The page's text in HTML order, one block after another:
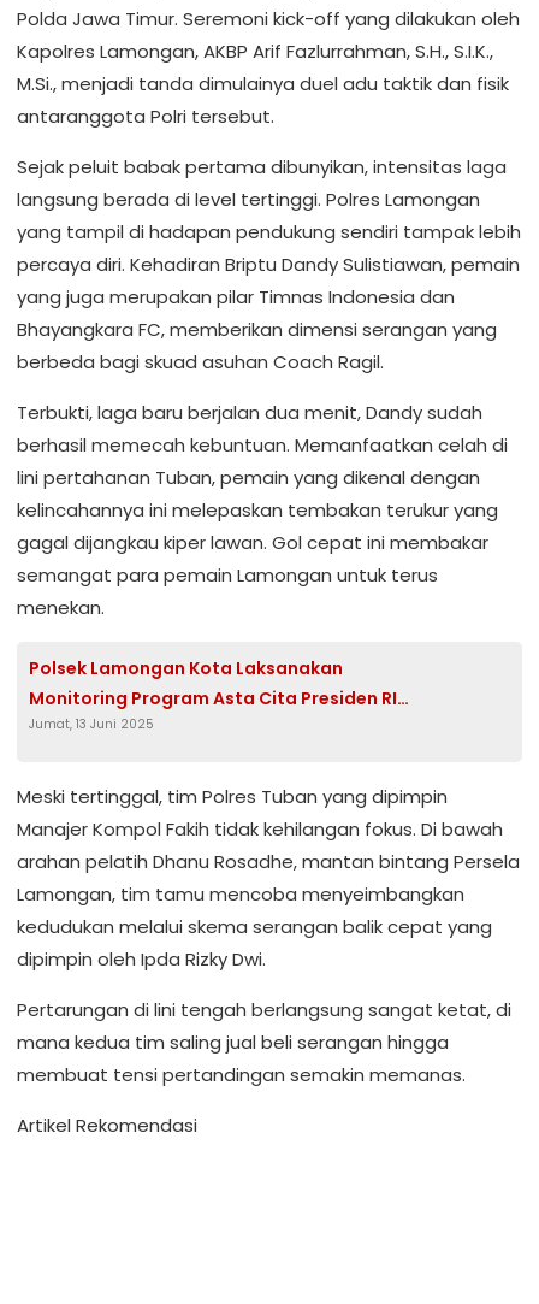
Polda Jawa Timur. Seremoni kick-off yang dilakukan oleh
Kapolres Lamongan, AKBP Arif Fazlurrahman, S.H., S.I.K.,
M.Si., menjadi tanda dimulainya duel adu taktik dan fisik
antaranggota Polri tersebut.
Sejak peluit babak pertama dibunyikan, intensitas laga
langsung berada di level tertinggi. Polres Lamongan
yang tampil di hadapan pendukung sendiri tampak lebih
percaya diri. Kehadiran Briptu Dandy Sulistiawan, pemain
yang juga merupakan pilar Timnas Indonesia dan
Bhayangkara FC, memberikan dimensi serangan yang
berbeda bagi skuad asuhan Coach Ragil.
Terbukti, laga baru berjalan dua menit, Dandy sudah
berhasil memecah kebuntuan. Memanfaatkan celah di
lini pertahanan Tuban, pemain yang dikenal dengan
kelincahannya ini melepaskan tembakan terukur yang
gagal dijangkau kiper lawan. Gol cepat ini membakar
semangat para pemain Lamongan untuk terus
menekan.
Polsek Lamongan Kota Laksanakan
Monitoring Program Asta Cita Presiden RI
di Desa Rancangkencono
Jumat, 13 Juni 2025
Meski tertinggal, tim Polres Tuban yang dipimpin
Manajer Kompol Fakih tidak kehilangan fokus. Di bawah
arahan pelatih Dhanu Rosadhe, mantan bintang Persela
Lamongan, tim tamu mencoba menyeimbangkan
kedudukan melalui skema serangan balik cepat yang
dipimpin oleh Ipda Rizky Dwi.
Pertarungan di lini tengah berlangsung sangat ketat, di
mana kedua tim saling jual beli serangan hingga
membuat tensi pertandingan semakin memanas.
Artikel Rekomendasi